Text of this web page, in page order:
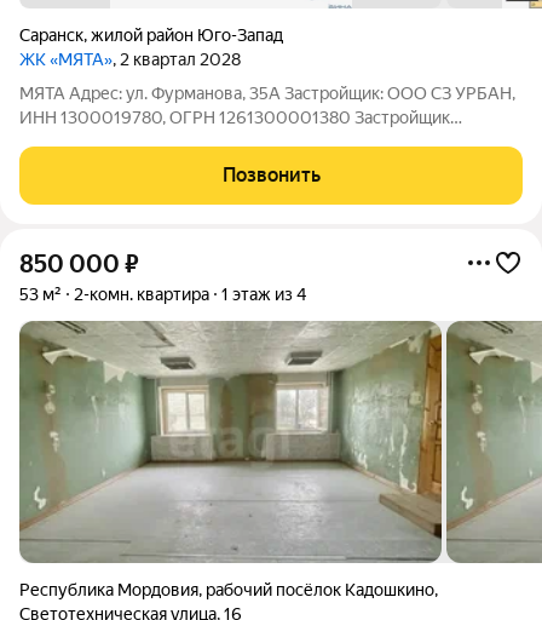
Саранск,жилой район Юго-Запад
ЖК «МЯТА», 2 квартал 2028
МЯТА Адрес: ул. Фурманова, 35А Застройщик: ООО СЗ УРБАН,
ИНН 1300019780, ОГРН 1261300001380 Застройщик
штукатурка, электроразводка по квартире с установкой
розеток и выключателей, железная входная
Позвонить
850 000 ₽
53 м² 2-комн. квартира 1 этаж из 4
Республика Мордовия, рабочий посёлок Кадошкино,
Светотехническая улица,16